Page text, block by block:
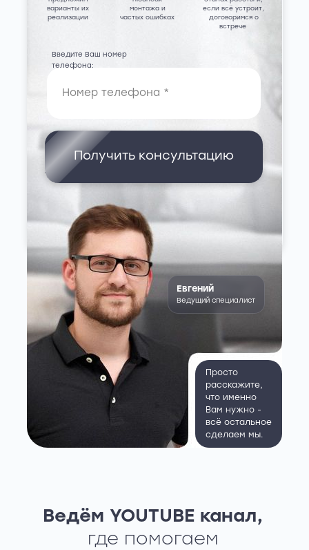
варианты их
реализации
монтажа и
частых ошибках
если всё устроит,
договоримся о
встрече
Получить консультацию
Введите Ваш номер
телефона:
Евгений
Ведущий специалист
Просто
расскажите,
что именно
Вам нужно -
всё остальное
сделаем мы.
Ведём YOUTUBE канал,
где помогаем